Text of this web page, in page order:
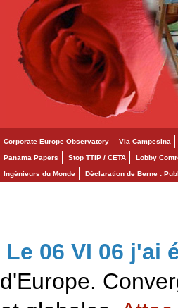
Corporate Europe Observatory Via Campesina
Panama Papers Stop TTIP / CETA Lobby
Ingénieurs du Monde Déclaration de Berne :
Le 06 VI 06 j'ai
d'Europe.